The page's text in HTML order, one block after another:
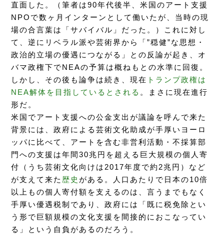
直面した。（筆者は90年代後半、米国のアート支援
NPOで数ヶ月インターンとして働いたが、当時の現
場の合言葉は「サバイバル」だった。）これに対し
て、逆にリベラル派や芸術界から「”穏健”な思想・
政治的立場の優遇につながる」との反論が起き、オ
バマ政権下でNEAの予算は概ねもとの水準に回復。
しかし、その後も論争は続き、現在 トランプ政権は
NEA解体を目指しているとされる 。まさに現在進行
形だ。
米国でアート支援への公金支出が議論を呼んで来た
背景には、政府による芸術文化助成が手厚いヨーロ
ッパに比べて、アートを含む非営利活動・不採算部
門への支援は年間30兆円を超える巨大規模の個人寄
付（うち芸術文化向けは2017年度で約2兆円）など
が支えて来た 歴史 がある。人口あたりで日本の10倍
以上もの個人寄付額を支えるのは、言うまでもなく
手厚い優遇税制であり、政府には「既に税免除とい
う形で巨額規模の文化支援を間接的におこなってい
る」という自負があるのだろう。